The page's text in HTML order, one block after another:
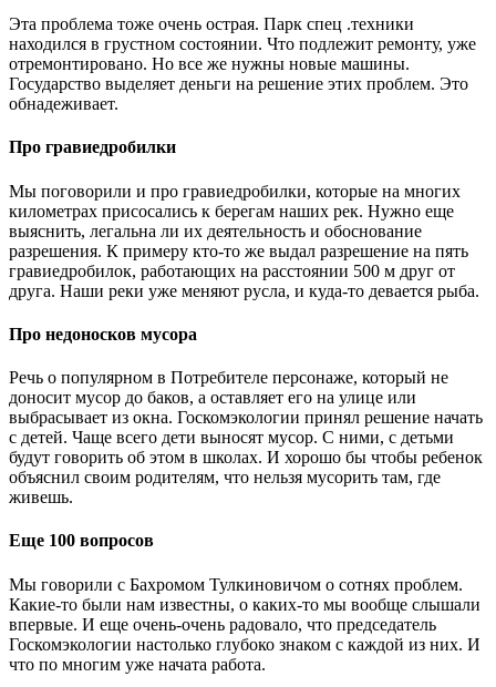
Эта проблема тоже очень острая. Парк спец .техники
находился в грустном состоянии. Что подлежит ремонту, уже
отремонтировано. Но все же нужны новые машины.
Государство выделяет деньги на решение этих проблем. Это
обнадеживает.
Про гравиедробилки
Мы поговорили и про гравиедробилки, которые на многих
километрах присосались к берегам наших рек. Нужно еще
выяснить, легальна ли их деятельность и обоснование
разрешения. К примеру кто-то же выдал разрешение на пять
гравиедробилок, работающих на расстоянии 500 м друг от
друга. Наши реки уже меняют русла, и куда-то девается рыба.
Про недоносков мусора
Речь о популярном в Потребителе персонаже, который не
доносит мусор до баков, а оставляет его на улице или
выбрасывает из окна. Госкомэкологии принял решение начать
с детей. Чаще всего дети выносят мусор. С ними, с детьми
будут говорить об этом в школах. И хорошо бы чтобы ребенок
объяснил своим родителям, что нельзя мусорить там, где
живешь.
Еще 100 вопросов
Мы говорили с Бахромом Тулкиновичом о сотнях проблем.
Какие-то были нам известны, о каких-то мы вообще слышали
впервые. И еще очень-очень радовало, что председатель
Госкомэкологии настолько глубоко знаком с каждой из них. И
что по многим уже начата работа.